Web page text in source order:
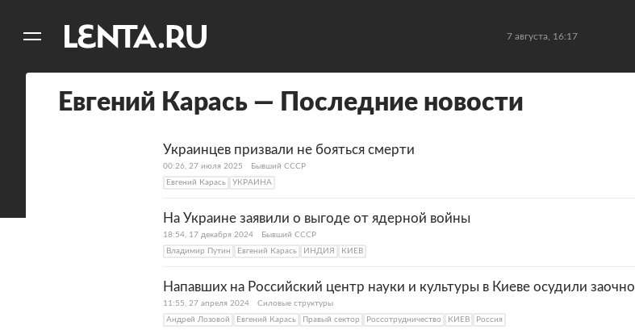
7 августа, 16:17
Евгений Карась — Последние новости
Украинцев призвали не бояться смерти
00:26, 27 июля 2025
Бывший СССР
Евгений Карась
УКРАИНА
На Украине заявили о выгоде от ядерной войны
18:54, 17 декабря 2024
Бывший СССР
Владимир Путин
Евгений Карась ИНДИЯ КИЕВ
Напавших на Российский центр науки и культуры в Киеве осудили заочно
11:55, 27 апреля 2024
Силовые структуры
Андрей Лозовой
Евгений Карась Правый сектор Россотрудничество КИЕВ Россия